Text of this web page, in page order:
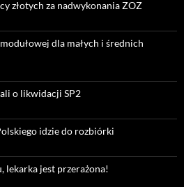
złotych za nadwykonania ZOZ
dla małych i średnich
o likwidacji SP2
idzie do rozbiórki
lekarka jest przerażona!